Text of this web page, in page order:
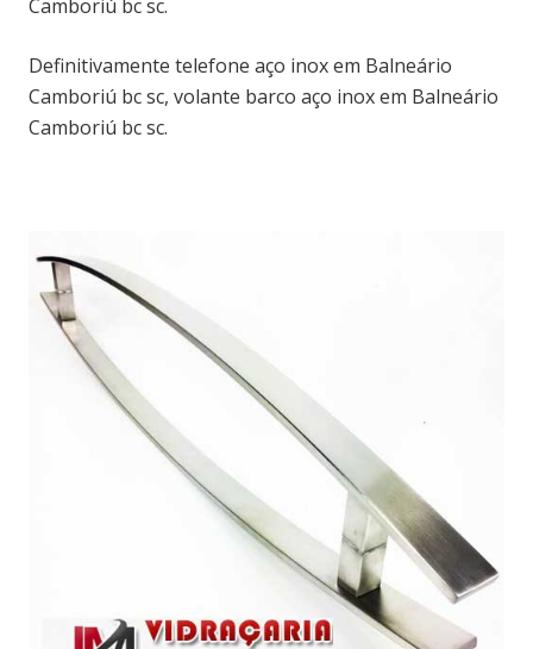
Camboriú bc sc.
Definitivamente telefone aço inox em Balneário
Camboriú bc sc, volante barco aço inox em Balneário
Camboriú bc sc.